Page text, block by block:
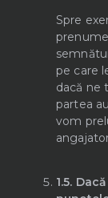
Spre
pe care
dacă ne
partea
vom
1.5.